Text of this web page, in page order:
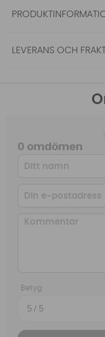
LEVERANS OCH
0 omdömen
Betyg